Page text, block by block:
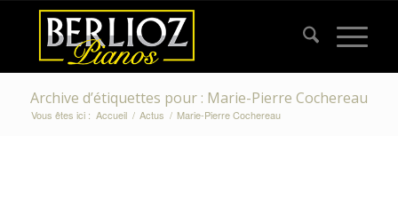
Archive d’étiquettes pour : Marie-Pierre Cochereau
Vous êtes ici : Accueil / Actus / Marie-Pierre Cochereau